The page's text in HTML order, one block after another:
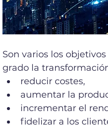
Son varios los
grado la
reducir costes,
aumentar la
incrementar el
fidelizar a los